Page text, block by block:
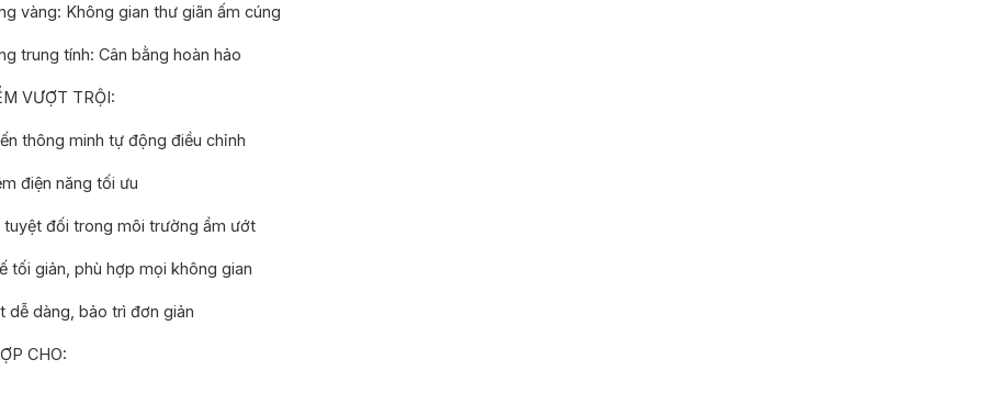
vàng: Không gian thư giãn ấm cúng
trung tính: Cân bằng hoàn hảo
VƯỢT TRỘI:
thông minh tự động điều chỉnh
điện năng tối ưu
đối trong môi trường ẩm ướt
tối giản, phù hợp mọi không gian
dễ dàng, bảo trì đơn giản
CHO: